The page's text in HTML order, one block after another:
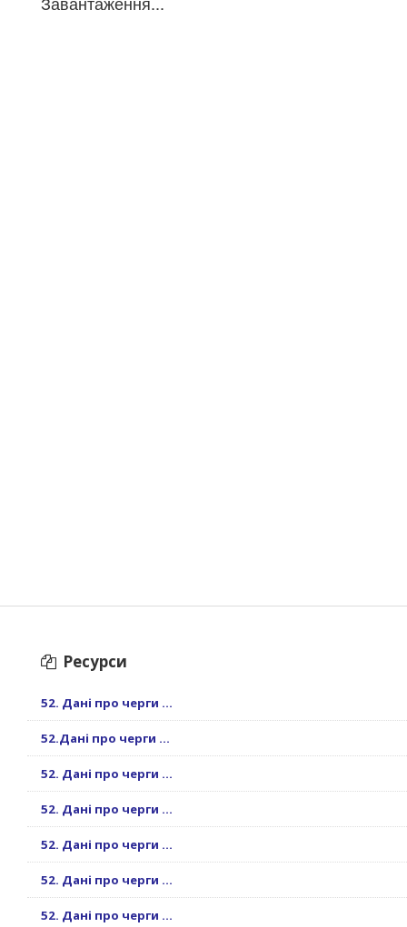
Ресурси
52. Дані про черги ...
52.Дані про черги ...
52. Дані про черги ...
52. Дані про черги ...
52. Дані про черги ...
52. Дані про черги ...
52. Дані про черги ...